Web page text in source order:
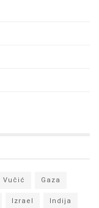
Vučić Gaza
Izrael Indija